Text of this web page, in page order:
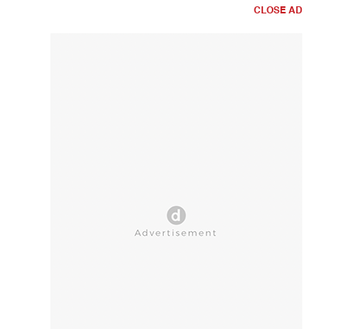
CLOSE AD